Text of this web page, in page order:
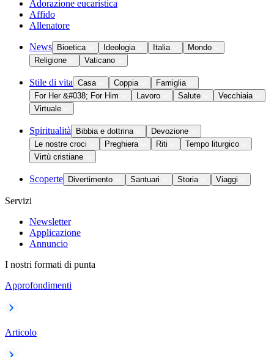
Adorazione eucaristica
Affido
Allenatore
News Bioetica Ideologia Italia
Mondo
Religione
Vaticano
Stile di vita Casa Coppia
Famiglia
For Her &#038; For Him
Lavoro Salute
Vecchiaia
Virtuale
Spiritualità Bibbia e dottrina
Devozione
Le nostre croci
Preghiera Riti
Tempo liturgico
Virtù cristiane
Scoperte Divertimento Santuari Storia Viaggi
Servizi
Newsletter
Applicazione
Annuncio
I nostri formati di punta
Approfondimenti
Articolo